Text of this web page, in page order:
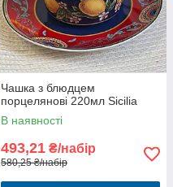
Чашка з блюдцем
порцелянові 220мл Sicilia
В наявності
493,21 ₴/набір
580,25 ₴/набір